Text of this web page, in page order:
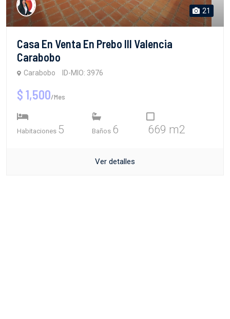
21
Casa En Venta En Prebo III Valencia
Carabobo
Carabobo ID-MIO: 3976
$ 1,500/Mes
Habitaciones 5 Baños 6 669 m2
Ver detalles